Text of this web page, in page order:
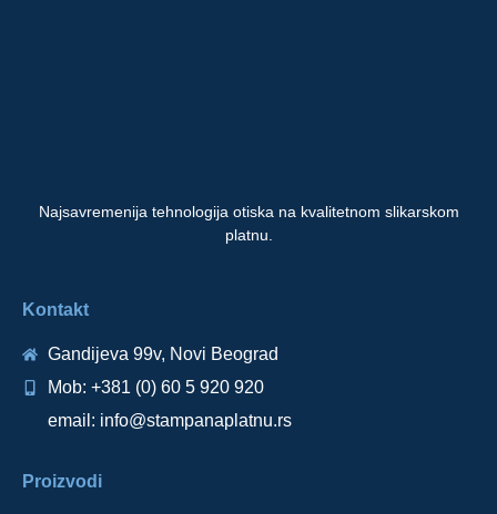
Najsavremenija tehnologija otiska na kvalitetnom slikarskom
platnu.
Kontakt
Gandijeva 99v, Novi Beograd
Mob: +381 (0) 60 5 920 920
email: info@stampanaplatnu.rs
Proizvodi